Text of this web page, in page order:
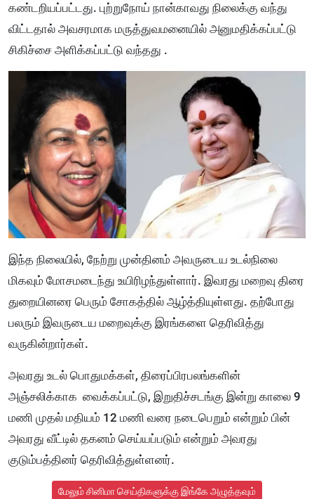
கண்டறியப்பட்டது. புற்றுநோய் நான்காவது நிலைக்கு வந்து
விட்டதால் அவசரமாக மருத்துவமனையில் அனுமதிக்கப்பட்டு
சிகிச்சை அளிக்கப்பட்டு வந்தது .
இந்த நிலையில், நேற்று முன்தினம் அவருடைய உடல்நிலை
மிகவும் மோசமடைந்து உயிரிழந்துள்ளார். இவரது மறைவு திரை
துறையினரை பெரும் சோகத்தில் ஆழ்த்தியுள்ளது. தற்போது
பலரும் இவருடைய மறைவுக்கு இரங்களை தெரிவித்து
வருகின்றார்கள்.
அவரது உடல் பொதுமக்கள், திரைப்பிரபலங்களின்
அஞ்சலிக்காக வைக்கப்பட்டு, இறுதிச்சடங்கு இன்று காலை 9
மணி முதல் மதியம் 12 மணி வரை நடைபெறும் என்றும் பின்
அவரது வீட்டில் தகனம் செய்யப்படும் என்றும் அவரது
குடும்பத்தினர் தெரிவித்துள்ளனர்.
மேலும் சினிமா செய்திகளுக்கு இங்கே அழுத்தவும்